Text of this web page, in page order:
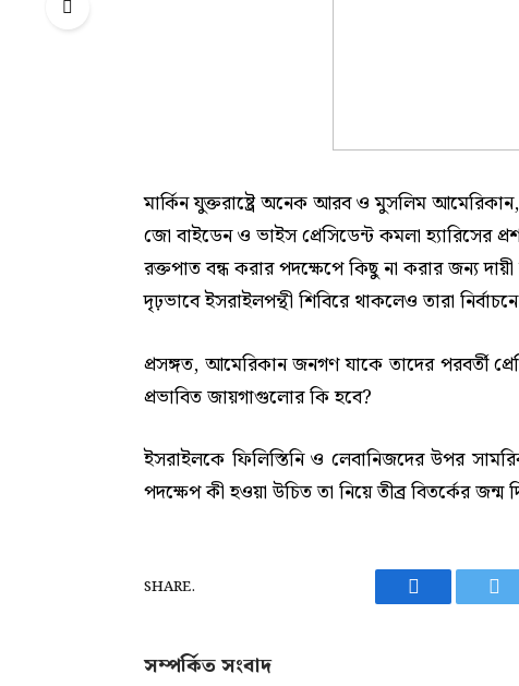
মার্কিন যুক্তরাষ্ট্রে অনেক আরব ও মুসলিম আমেরিকান,
জো বাইডেন ও ভাইস প্রেসিডেন্ট কমলা হ্যারিসের
রক্তপাত বন্ধ করার পদক্ষেপে কিছু না করার জন্য
দৃঢ়ভাবে ইসরাইলপন্থী শিবিরে থাকলেও তারা
প্রসঙ্গত, আমেরিকান জনগণ যাকে তাদের পরবর্তী
প্রভাবিত জায়গাগুলোর কি হবে?
ইসরাইলকে ফিলিস্তিনি ও লেবানিজদের উপর
পদক্ষেপ কী হওয়া উচিত তা নিয়ে তীব্র বিতর্কের
SHARE.
Facebook
সম্পর্কিত সংবাদ